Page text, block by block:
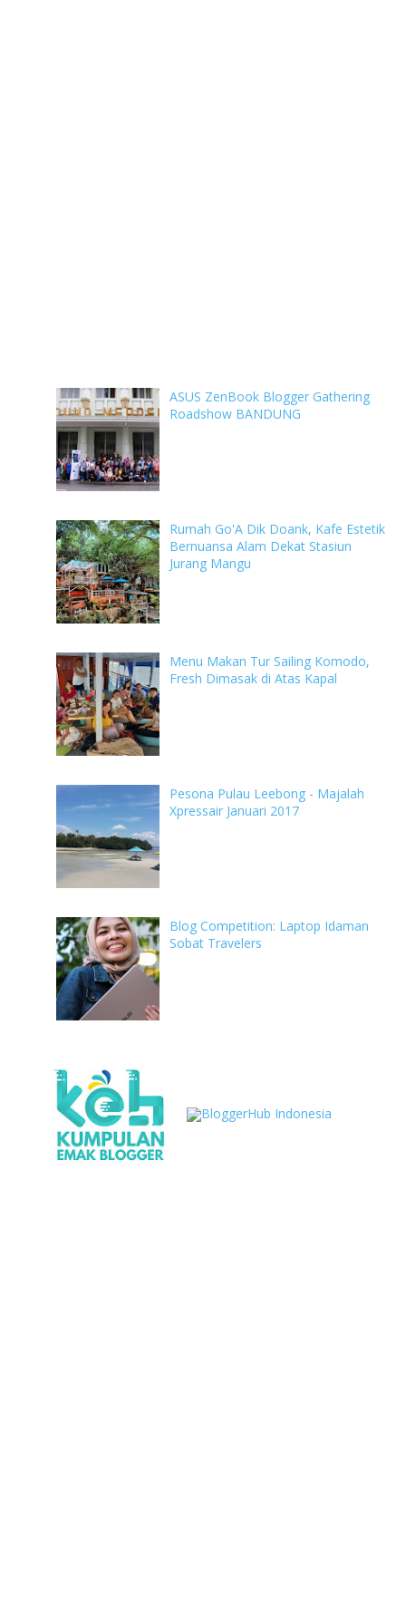
ASUS ZenBook Blogger Gathering
Roadshow BANDUNG
Rumah Go'A Dik Doank, Kafe Estetik
Bernuansa Alam Dekat Stasiun
Jurang Mangu
Menu Makan Tur Sailing Komodo,
Fresh Dimasak di Atas Kapal
Pesona Pulau Leebong - Majalah
Xpressair Januari 2017
Blog Competition: Laptop Idaman
Sobat Travelers